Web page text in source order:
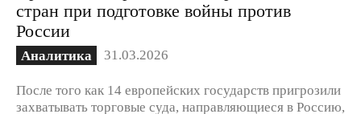
стран при подготовке войны против
России
Аналитика 31.03.2026
После того как 14 европейских государств пригрозили
захватывать торговые суда, направляющиеся в Россию,